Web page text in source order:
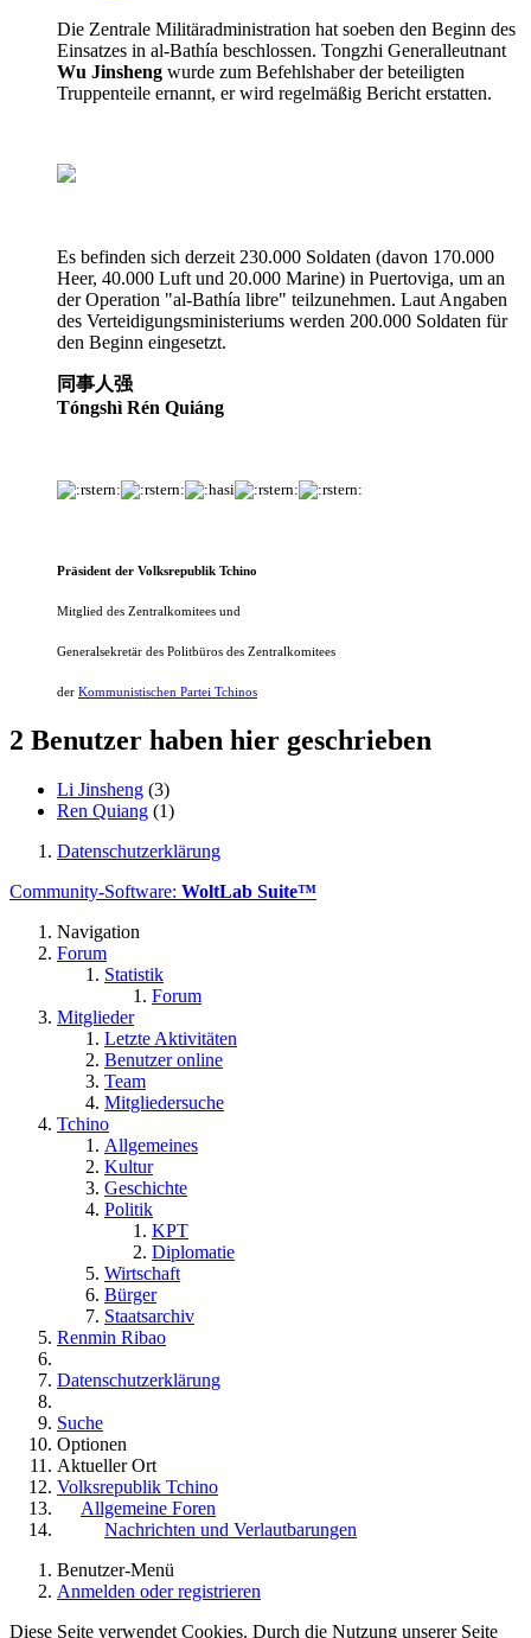
Die Zentrale Militäradministration hat soeben den Beginn des
Einsatzes in al-Bathía beschlossen. Tongzhi Generalleutnant
Wu Jinsheng wurde zum Befehlshaber der beteiligten
Truppenteile ernannt, er wird regelmäßig Bericht erstatten.
Es befinden sich derzeit 230.000 Soldaten (davon 170.000
Heer, 40.000 Luft und 20.000 Marine) in Puertoviga, um an
der Operation "al-Bathía libre" teilzunehmen. Laut Angaben
des Verteidigungsministeriums werden 200.000 Soldaten für
den Beginn eingesetzt.
同事人强
Tóngshì Rén Quiáng
Präsident der Volksrepublik Tchino
Mitglied des Zentralkomitees und
Generalsekretär des Politbüros des Zentralkomitees
der Kommunistischen Partei Tchinos
2 Benutzer haben hier geschrieben
Li Jinsheng (3)
Ren Quiang (1)
Datenschutzerklärung
Community-Software: WoltLab Suite™
Navigation
Forum
Statistik
Forum
Mitglieder
Letzte Aktivitäten
Benutzer online
Team
Mitgliedersuche
Tchino
Allgemeines
Kultur
Geschichte
Politik
KPT
Diplomatie
Wirtschaft
Bürger
Staatsarchiv
Renmin Ribao
Datenschutzerklärung
Suche
Optionen
Aktueller Ort
Volksrepublik Tchino
Allgemeine Foren
Nachrichten und Verlautbarungen
Benutzer-Menü
Anmelden oder registrieren
Diese Seite verwendet Cookies. Durch die Nutzung unserer Seite